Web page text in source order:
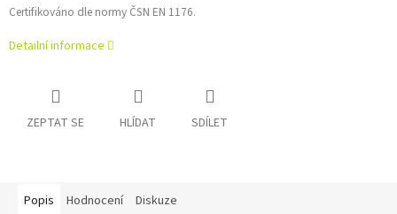
Certifikováno dle normy ČSN EN 1176.
Detailní informace
ZEPTAT SE HLÍDAT SDÍLET
Popis Hodnocení Diskuze